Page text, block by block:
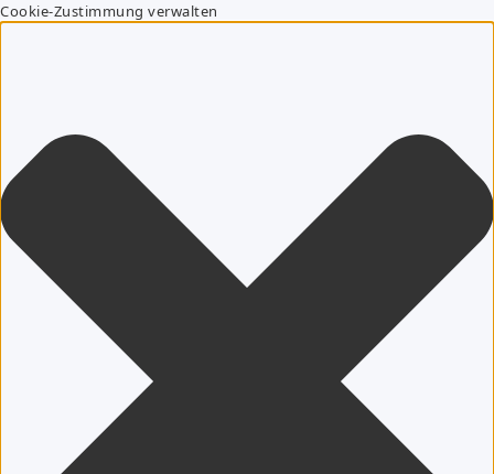
Cookie-Zustimmung verwalten